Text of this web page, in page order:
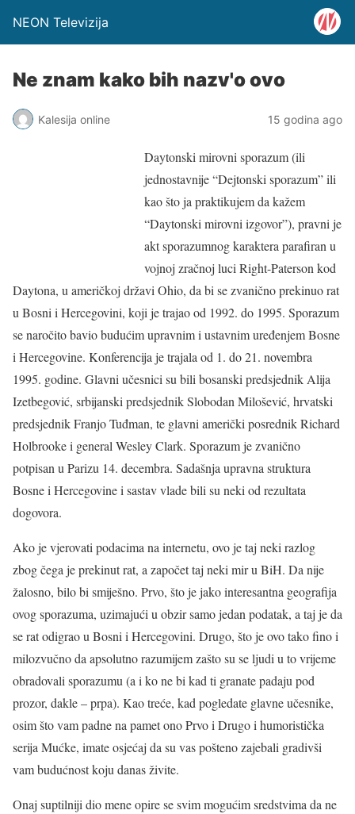
NEON Televizija
Ne znam kako bih nazv'o ovo
Kalesija online 15 godina ago
Daytonski mirovni sporazum (ili
jednostavnije “Dejtonski sporazum” ili
kao što ja praktikujem da kažem
“Daytonski mirovni izgovor”), pravni je
akt sporazumnog karaktera parafiran u
vojnoj zračnoj luci Right-Paterson kod
Daytona, u američkoj državi Ohio, da bi se zvanično prekinuo rat
u Bosni i Hercegovini, koji je trajao od 1992. do 1995. Sporazum
se naročito bavio budućim upravnim i ustavnim uređenjem Bosne
i Hercegovine. Konferencija je trajala od 1. do 21. novembra
1995. godine. Glavni učesnici su bili bosanski predsjednik Alija
Izetbegović, srbijanski predsjednik Slobodan Milošević, hrvatski
predsjednik Franjo Tuđman, te glavni američki posrednik Richard
Holbrooke i general Wesley Clark. Sporazum je zvanično
potpisan u Parizu 14. decembra. Sadašnja upravna struktura
Bosne i Hercegovine i sastav vlade bili su neki od rezultata
dogovora.
Ako je vjerovati podacima na internetu, ovo je taj neki razlog
zbog čega je prekinut rat, a započet taj neki mir u BiH. Da nije
žalosno, bilo bi smiješno. Prvo, što je jako interesantna geografija
ovog sporazuma, uzimajući u obzir samo jedan podatak, a taj je da
se rat odigrao u Bosni i Hercegovini. Drugo, što je ovo tako fino i
milozvučno da apsolutno razumijem zašto su se ljudi u to vrijeme
obradovali sporazumu (a i ko ne bi kad ti granate padaju pod
prozor, dakle – prpa). Kao treće, kad pogledate glavne učesnike,
osim što vam padne na pamet ono Prvo i Drugo i humoristička
serija Mućke, imate osjećaj da su vas pošteno zajebali gradivši
vam budućnost koju danas živite.
Onaj suptilniji dio mene opire se svim mogućim sredstvima da ne